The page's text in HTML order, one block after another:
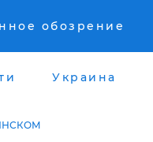
обозрение
Украина